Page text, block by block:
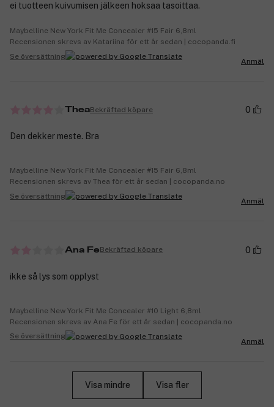
ei tuotteen kuivumisen jälkeen hoksaa tasoittaa.
Maybelline New York Fit Me Concealer #15 Fair 6,8ml
Recensionen skrevs av Katariina för ett år sedan | cocopanda.fi
Se översättning
Anmäl
TheaBekräftad köpare 0
Den dekker meste. Bra
Maybelline New York Fit Me Concealer #15 Fair 6,8ml
Recensionen skrevs av Thea för ett år sedan | cocopanda.no
Se översättning
Anmäl
Ana FeBekräftad köpare 0
ikke så lys som opplyst
Maybelline New York Fit Me Concealer #10 Light 6,8ml
Recensionen skrevs av Ana Fe för ett år sedan | cocopanda.no
Se översättning
Anmäl
Visa mindre Visa fler